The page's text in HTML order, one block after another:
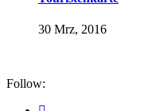
30 Mrz, 2016
Follow: